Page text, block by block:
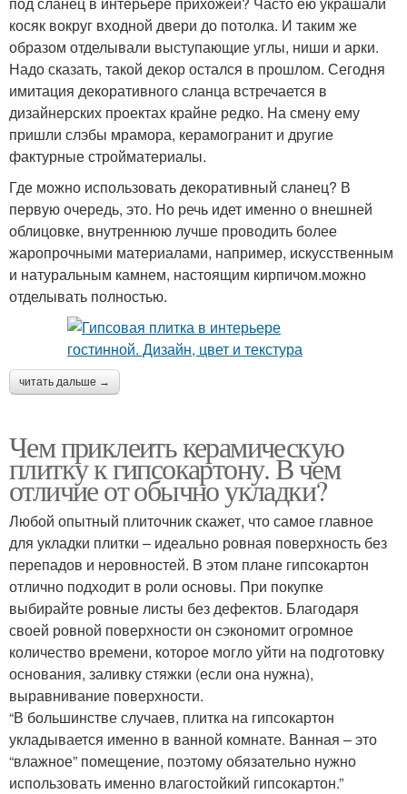
косяк вокруг входной двери до потолка. И таким же
образом отделывали выступающие углы, ниши и арки.
Надо сказать, такой декор остался в прошлом. Сегодня
имитация декоративного сланца встречается в
дизайнерских проектах крайне редко. На смену ему
пришли слэбы мрамора, керамогранит и другие
фактурные стройматериалы.
Где можно использовать декоративный сланец? В
первую очередь, это. Но речь идет именно о внешней
облицовке, внутреннюю лучше проводить более
жаропрочными материалами, например, искусственным
и натуральным камнем, настоящим кирпичом.можно
отделывать полностью.
читать дальше →
Чем приклеить керамическую
плитку к гипсокартону. В чем
отличие от обычно укладки?
Любой опытный плиточник скажет, что самое главное
для укладки плитки – идеально ровная поверхность без
перепадов и неровностей. В этом плане гипсокартон
отлично подходит в роли основы. При покупке
выбирайте ровные листы без дефектов. Благодаря
своей ровной поверхности он сэкономит огромное
количество времени, которое могло уйти на подготовку
основания, заливку стяжки (если она нужна),
выравнивание поверхности.
“В большинстве случаев, плитка на гипсокартон
укладывается именно в ванной комнате. Ванная – это
“влажное” помещение, поэтому обязательно нужно
использовать именно влагостойкий гипсокартон.”